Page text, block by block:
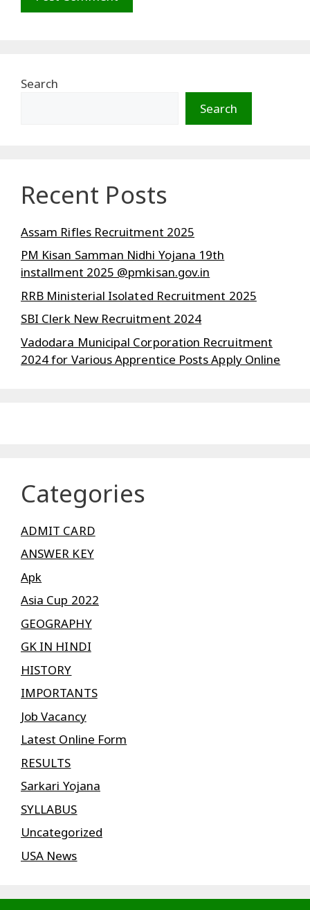
Search
Search
Recent Posts
Assam Rifles Recruitment 2025
PM Kisan Samman Nidhi Yojana 19th
installment 2025 @pmkisan.gov.in
RRB Ministerial Isolated Recruitment 2025
SBI Clerk New Recruitment 2024
Vadodara Municipal Corporation Recruitment
2024 for Various Apprentice Posts Apply Online
Categories
ADMIT CARD
ANSWER KEY
Apk
Asia Cup 2022
GEOGRAPHY
GK IN HINDI
HISTORY
IMPORTANTS
Job Vacancy
Latest Online Form
RESULTS
Sarkari Yojana
SYLLABUS
Uncategorized
USA News